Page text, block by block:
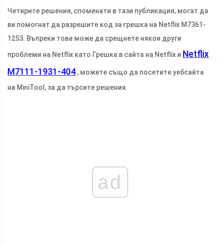
Четирите решения, споменати в тази публикация, могат да
ви помогнат да разрешите код за грешка на Netflix M7361-
1253. Въпреки това може да срещнете някои други
проблеми на Netflix като Грешка в сайта на Netflix и Netflix
M7111-1931-404 , можете също да посетите уебсайта
на MiniTool, за да търсите решения.
ad